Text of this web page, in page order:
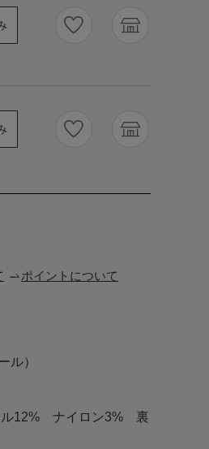
ポイントについて
ル）
ル12% ナイロン3% 裏